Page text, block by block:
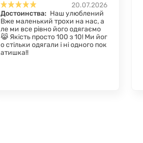
20.07.2026
Достоинства: Наш улюблений
Вже маленький трохи на нас, а
ле ми все рівно його одягаємо
😹 Якість просто 100 з 10! Ми йог
о стільки одягали і ні одного пок
атишка!!